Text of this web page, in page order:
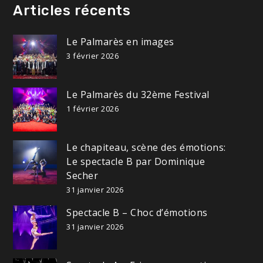
Articles récents
Le Palmarès en images
3 février 2026
Le Palmarès du 32ème Festival
1 février 2026
Le chapiteau, scène des émotions:
Le spectacle B par Dominique
Secher
31 janvier 2026
Spectacle B – Choc d’émotions
31 janvier 2026